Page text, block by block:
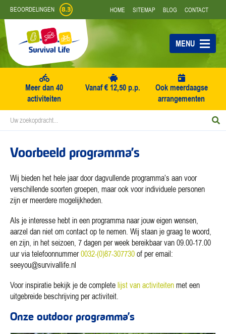
Skip
content
BEOORDELINGEN 8.3 HOME SITEMAP BLOG CONTACT
MENU
Meer dan 40
activiteiten
Vanaf € 12,50 p.p.
Ook meerdaagse
arrangementen
Zoek
naar:
Voorbeeld programma’s
Wij bieden het hele jaar door dagvullende programma’s aan voor
verschillende soorten groepen, maar ook voor individuele personen
zijn er meerdere mogelijkheden.
Als je interesse hebt in een programma naar jouw eigen wensen,
aarzel dan niet om contact op te nemen. Wij staan je graag te woord,
en zijn, in het seizoen, 7 dagen per week bereikbaar van 09.00-17.00
uur via telefoonnummer0032-(0)87-307730of per email:
seeyou@survivallife.nl
Voor inspiratie bekijk je de completelijst van activiteitenmet een
uitgebreide beschrijving per activiteit.
Onze outdoor programma’s